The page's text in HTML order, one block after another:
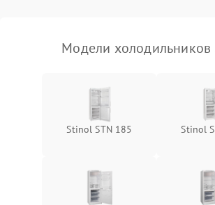
Модели
Stinol STN 185 Stinol